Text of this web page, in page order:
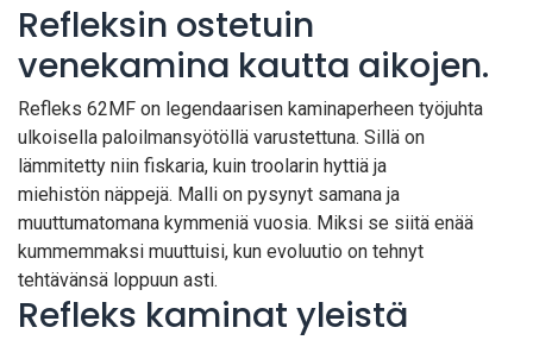
Refleksin ostetuin
venekamina kautta aikojen.
Refleks 62MF on legendaarisen kaminaperheen työjuhta
ulkoisella paloilmansyötöllä varustettuna. Sillä on
lämmitetty niin fiskaria, kuin troolarin hyttiä ja
miehistön näppejä. Malli on pysynyt samana ja
muuttumatomana kymmeniä vuosia. Miksi se siitä enää
kummemmaksi muuttuisi, kun evoluutio on tehnyt
tehtävänsä loppuun asti.
Refleks kaminat yleistä